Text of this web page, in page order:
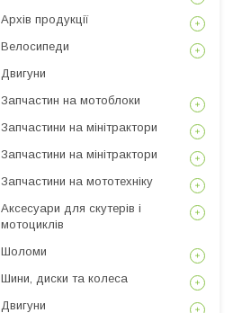
Архів продукції
Велосипеди
Двигуни
Запчастин на мотоблоки
Запчастини на мінітрактори
Запчастини на мінітрактори
Запчастини на мототехніку
Аксесуари для скутерів і
мотоциклів
Шоломи
Шини, диски та колеса
Двигуни